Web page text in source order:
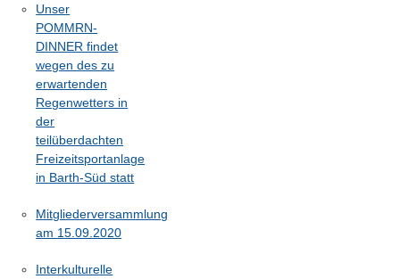
Unser
POMMRN-
DINNER findet
wegen des zu
erwartenden
Regenwetters in
der
teilüberdachten
Freizeitsportanlage
in Barth-Süd statt
Mitgliederversammlung
am 15.09.2020
Interkulturelle